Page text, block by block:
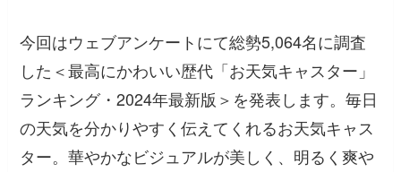
今回はウェブアンケートにて総勢5,064名に調査
した＜最高にかわいい歴代「お天気キャスター」
ランキング・2024年最新版＞を発表します。毎日
の天気を分かりやすく伝えてくれるお天気キャス
ター。華やかなビジュアルが美しく、明るく爽や